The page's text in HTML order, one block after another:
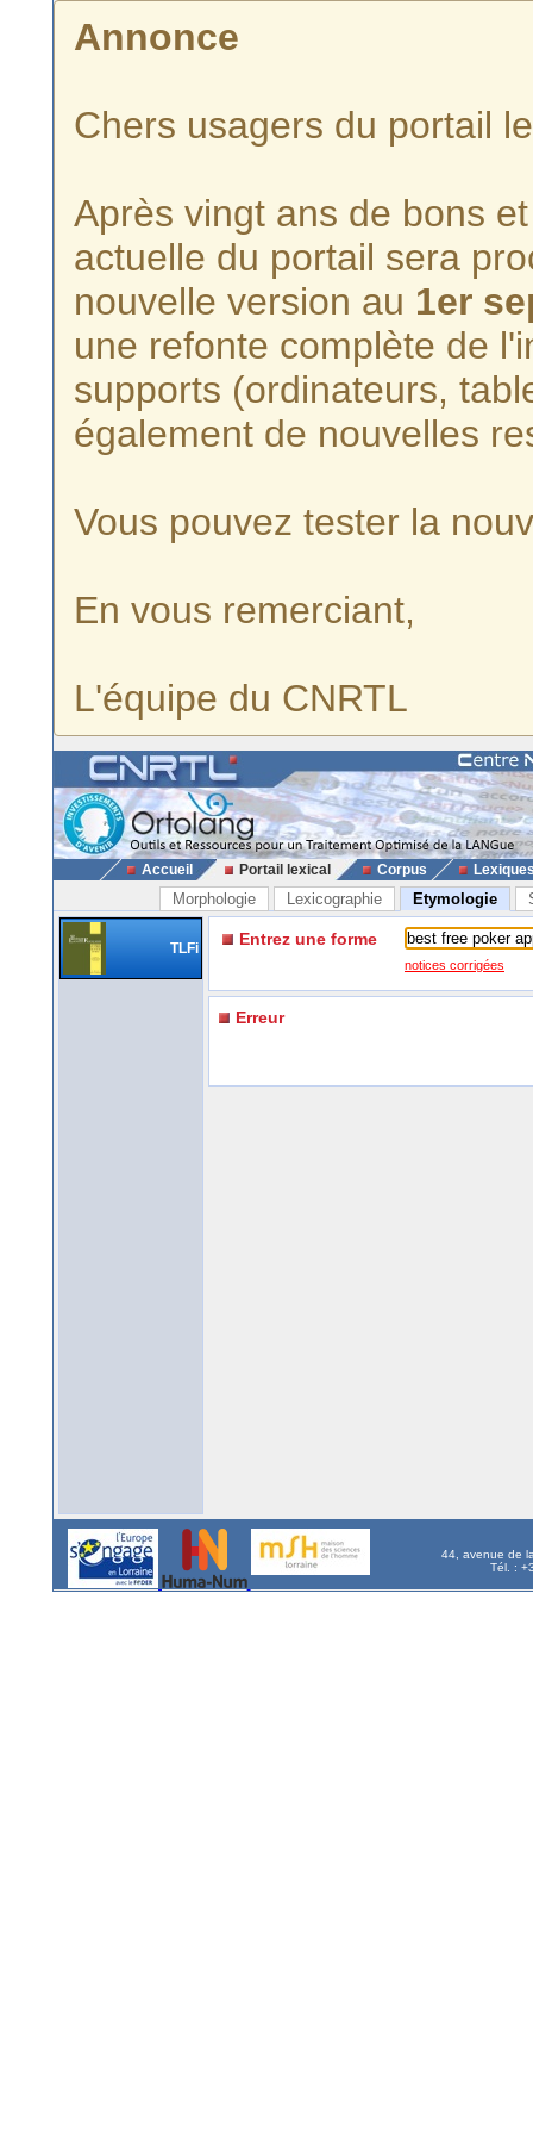
Annonce
Chers usagers du portail
Après vingt ans de bons
actuelle du portail sera
nouvelle version au 1er
une refonte complète de
supports (ordinateurs,
également de nouvelles
Vous pouvez tester la
En vous remerciant,
L'équipe du CNRTL
Accueil Portail lexical Corpus
Morphologie Lexicographie Etymologie
TLFi Entrez une forme
notices corrigées
Erreur
44, avenue de
Tél. :